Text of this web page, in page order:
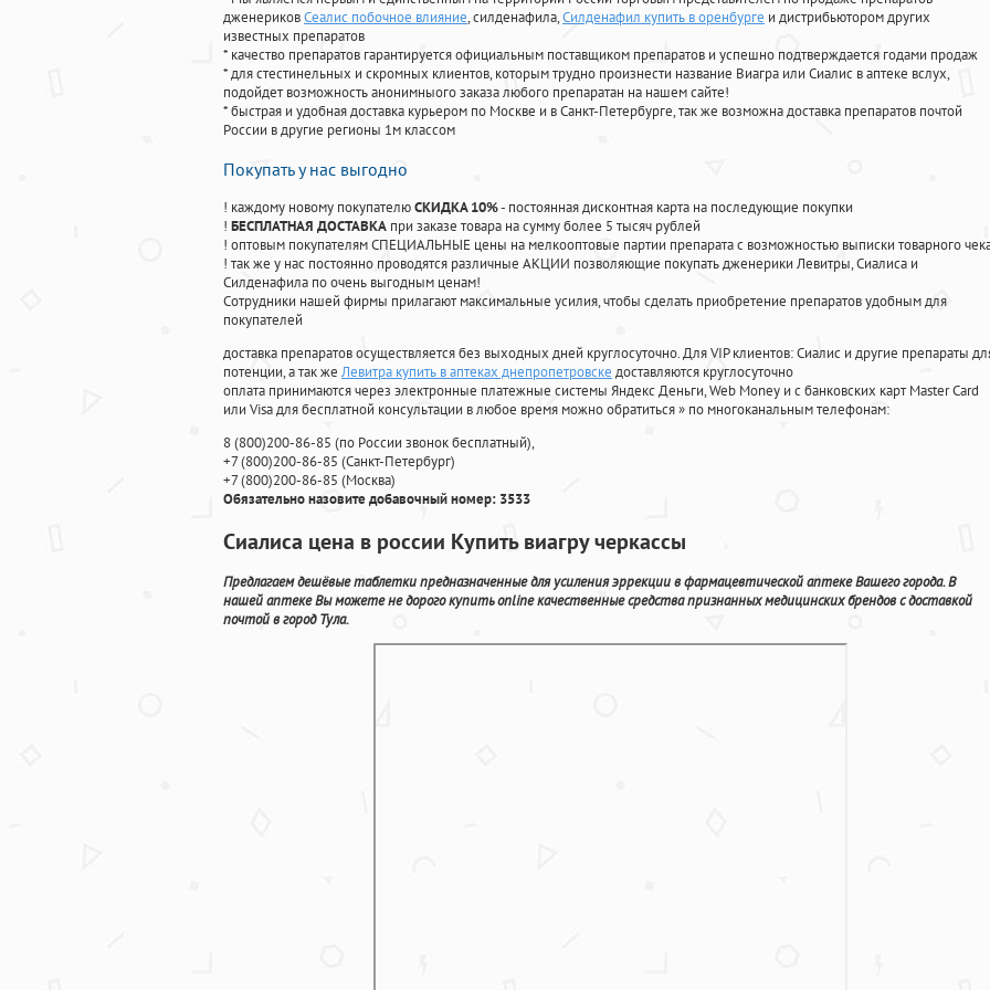
дженериковСеалис побочное влияние, силденафила,Силденафил купить в оренбурге и дистрибьютором других
известных препаратов
* качество препаратов гарантируется официальным поставщиком препаратов и успешно подтверждается годами продаж
* для стестинельных и скромных клиентов, которым трудно произнести название Виагра или Сиалис в аптеке вслух,
подойдет возможность анонимныого заказа любого препаратан на нашем сайте!
* быстрая и удобная доставка курьером по Москве и в Санкт-Петербурге, так же возможна доставка препаратов почтой
России в другие регионы 1м классом
Покупать у нас выгодно
! каждому новому покупателюСКИДКА 10%- постоянная дисконтная карта на последующие покупки
! БЕСПЛАТНАЯ ДОСТАВКА при заказе товара на сумму более 5 тысяч рублей
! оптовым покупателям СПЕЦИАЛЬНЫЕ цены на мелкооптовые партии препарата с возможностью выписки товарного
! так же у нас постоянно проводятся различные АКЦИИ позволяющие покупать дженерики Левитры, Сиалиса и
Силденафила по очень выгодным ценам!
Cотрудники нашей фирмы прилагают максимальные усилия, чтобы сделать приобретение препаратов удобным для
покупателей
доставка препаратов осуществляется без выходных дней круглосуточно. Для VIP клиентов: Сиалис и другие препараты
потенции, а так же Левитра купить в аптеках днепропетровске доставляются круглосуточно
оплата принимаются через электронные платежные системы Яндекс Деньги, Web Money и с банковских карт Master Card
или Visa для бесплатной консультации в любое время можно обратиться» по многоканальным телефонам:
8(800)200-86-85 (по России звонок бесплатный),
+7(800)200-86-85 (Санкт-Петербург)
+7(800)200-86-85 (Москва)
Обязательно назовите добавочный номер: 3533
Сиалиса цена в россии Купить виагру черкассы
Предлагаем дешёвые таблетки предназначенные для усиления эррекции в фармацевтической аптеке Вашего города. В
нашей аптеке Вы можете не дорого купить online качественные средства признанных медицинских брендов с доставкой
почтой в город Тула.